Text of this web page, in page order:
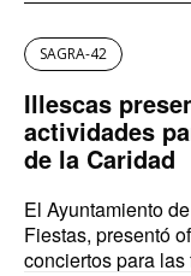
SAGRA-42
Illescas
actividades
de la Caridad
El Ayuntamiento
Fiestas, presentó
conciertos para